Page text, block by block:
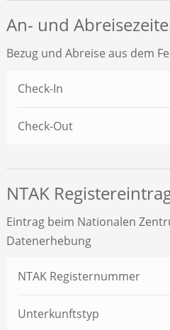
An- und
Bezug und Abreise aus dem
Check-In
Check-Out
NTAK
Eintrag beim Nationalen
Datenerhebung
NTAK Registernummer
Unterkunftstyp